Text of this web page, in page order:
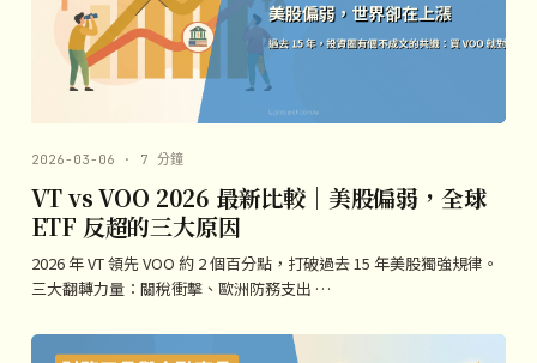
2026-03-06 · 7 分鐘
VT vs VOO 2026 最新比較｜美股偏弱，全球
ETF 反超的三大原因
2026 年 VT 領先 VOO 約 2 個百分點，打破過去 15 年美股獨強規律。
三大翻轉力量：關稅衝擊、歐洲防務支出 …